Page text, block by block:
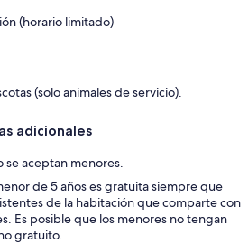
(horario limitado)
(solo animales de servicio).
adicionales
se aceptan menores.
de 5 años es gratuita siempre que
de la habitación que comparte con
Es posible que los menores no tengan
gratuito.